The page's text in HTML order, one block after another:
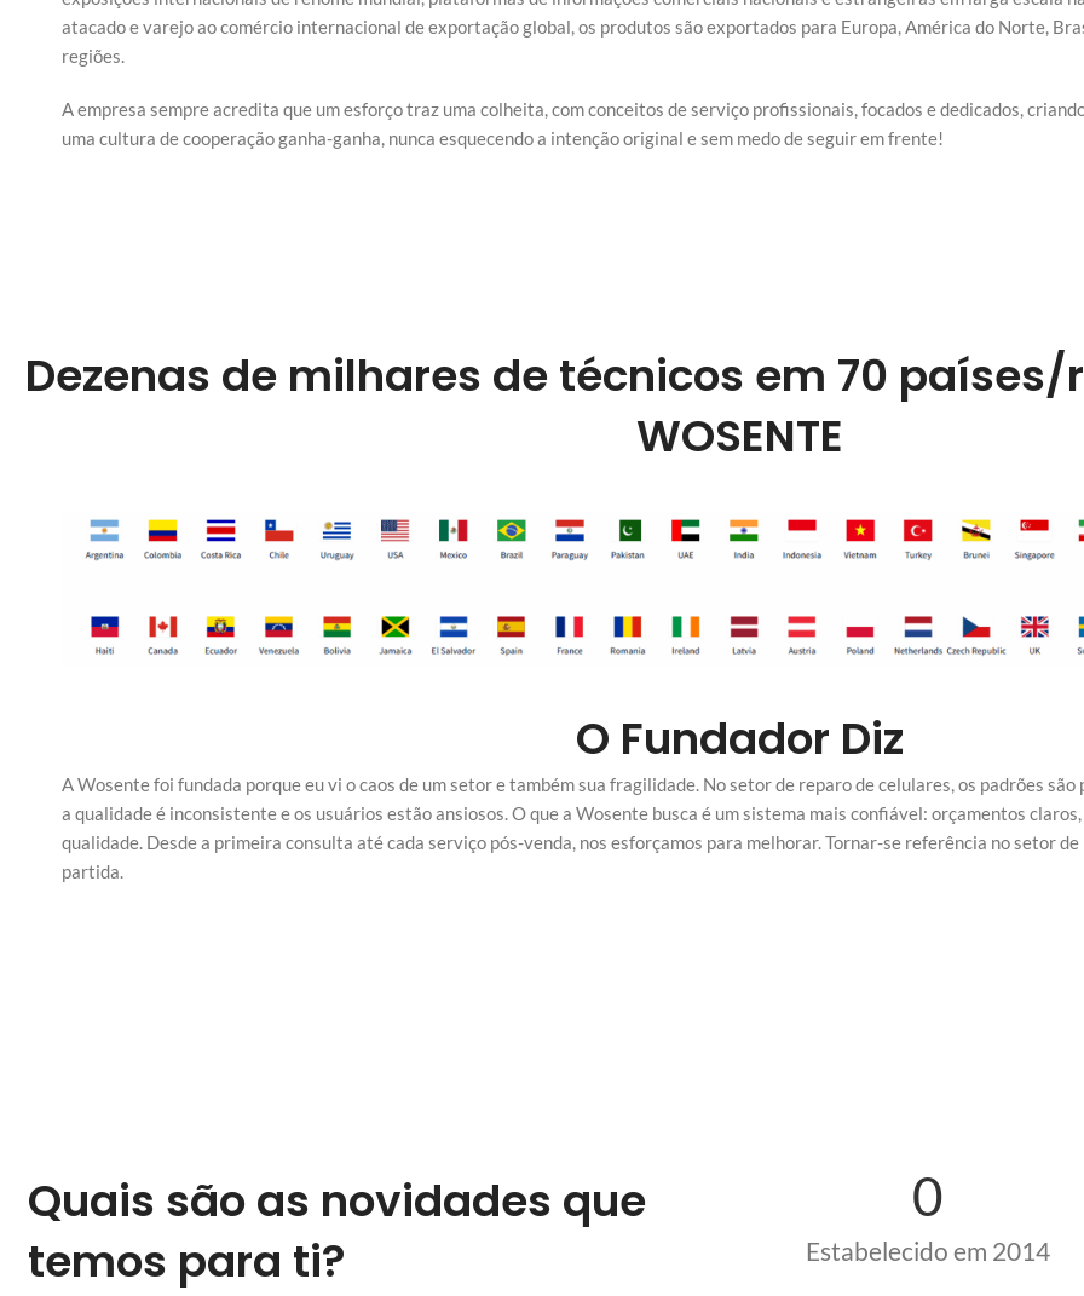
atacado e varejo ao comércio internacional de exportação global, os produtos são exportados para Europa, América do Norte,
regiões.
A empresa sempre acredita que um esforço traz uma colheita, com conceitos de serviço profissionais, focados e dedicados,
uma cultura de cooperação ganha-ganha, nunca esquecendo a intenção original e sem medo de seguir em frente!
Dezenas de milhares de técnicos em 70
WOSENTE
O Fundador Diz
A Wosente foi fundada porque eu vi o caos de um setor e também sua fragilidade. No setor de reparo de celulares, os padrões são
a qualidade é inconsistente e os usuários estão ansiosos. O que a Wosente busca é um sistema mais confiável: orçamentos
qualidade. Desde a primeira consulta até cada serviço pós-venda, nos esforçamos para melhorar. Tornar-se referência no setor de
partida.
Quais são as novidades que
temos para ti?
0
Estabelecido em 2014